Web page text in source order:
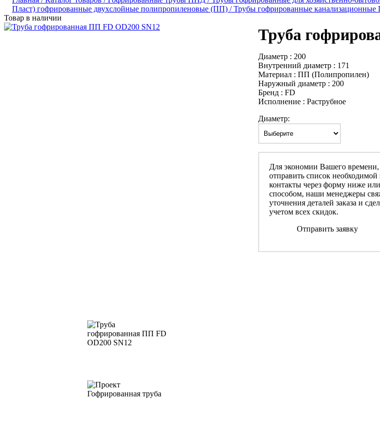
Пласт) гофрированные двухслойные полипропиленовые (ПП) /Трубы гофрированные
Товар в наличии
Труба
Диаметр : 200
Внутренний диаметр : 171
Материал : ПП (Полипропилен)
Наружный диаметр : 200
Бренд : FD
Исполнение : Раструбное
Диаметр:
Для экономии Вашего времени,
отправить список
контакты через форму ниже
способом, наши менеджеры
уточнения деталей заказа и
учетом всех скидок.
Отправить заявку